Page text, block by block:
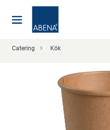
Catering Kök